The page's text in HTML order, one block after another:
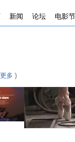
新闻 论坛 电影节
更多 )